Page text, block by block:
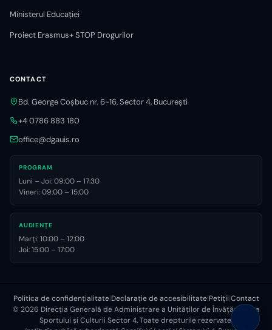
Ministerul Educației
Proiect Erasmus+ STOP Drogurilor
CONTACT
Bd. George Coșbuc nr. 6-16, Sector 4, București
+4 0786 883 180
office@dgauis.ro
PROGRAM
Luni – Joi: 09:00 – 17:30
Vineri: 09:00 – 15:00
AUDIENȚE
Marți: 10:00 – 12:00
Joi: 15:00 – 17:00
Politica de confidențialitate|Declarație de accesibilitate|Petiții|Contact
© 2026 Direcția Generală de Administrare a Unităților de Învățământ, a
Sportului și Culturii Sector 4. Toate drepturile rezervate.